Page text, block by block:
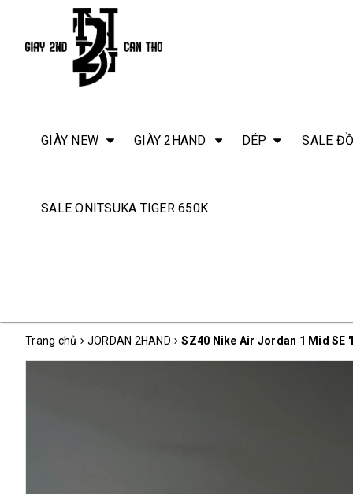
GIÀY NEW GIÀY 2HAND DÉP SALE
SALE ONITSUKA TIGER 650K
Trang chủ JORDAN 2HAND SZ40 Nike Air Jordan 1 Mid SE